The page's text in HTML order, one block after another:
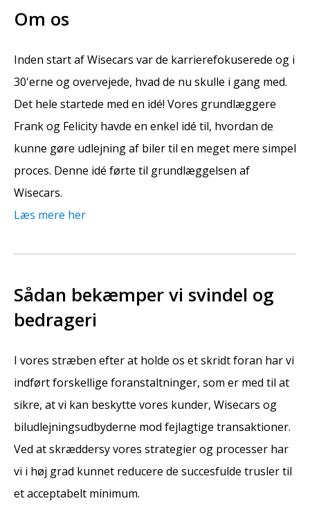
Om os
Inden start af Wisecars var de karrierefokuserede og i
30'erne og overvejede, hvad de nu skulle i gang med.
Det hele startede med en idé! Vores grundlæggere
Frank og Felicity havde en enkel idé til, hvordan de
kunne gøre udlejning af biler til en meget mere simpel
proces. Denne idé førte til grundlæggelsen af
Wisecars.
Læs mere her
Sådan bekæmper vi svindel og
bedrageri
I vores stræben efter at holde os et skridt foran har vi
indført forskellige foranstaltninger, som er med til at
sikre, at vi kan beskytte vores kunder, Wisecars og
biludlejningsudbyderne mod fejlagtige transaktioner.
Ved at skræddersy vores strategier og processer har
vi i høj grad kunnet reducere de succesfulde trusler til
et acceptabelt minimum.